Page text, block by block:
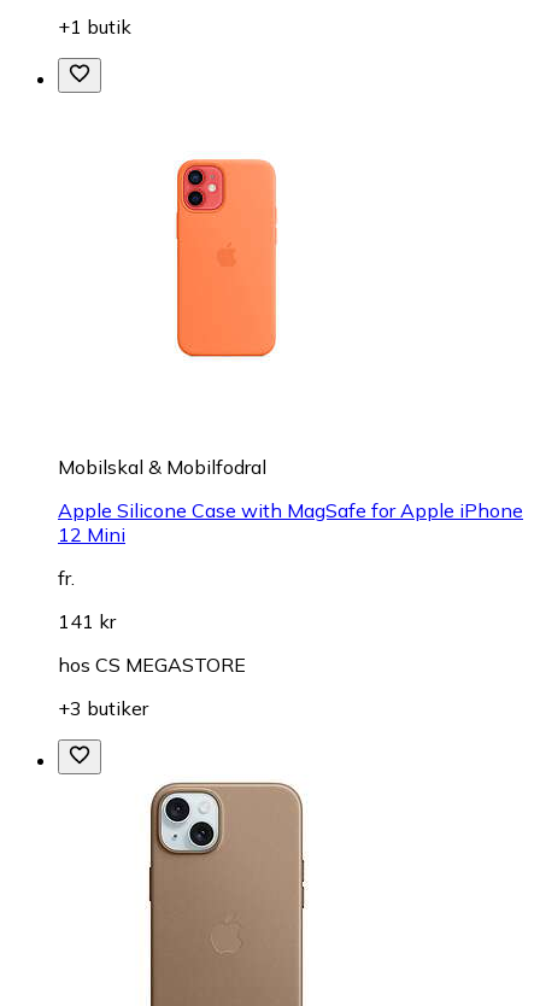
+1 butik
Mobilskal & Mobilfodral
Apple Silicone Case with MagSafe for Apple iPhone
12 Mini
fr.
141 kr
hos CS MEGASTORE
+3 butiker